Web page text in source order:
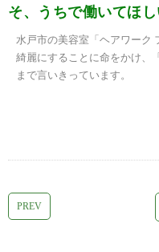
そ、うちで働いてほし
水戸市の美容室「ヘアワーク
綺麗にすることに命をかけ、
まで言いきっています。
PREV